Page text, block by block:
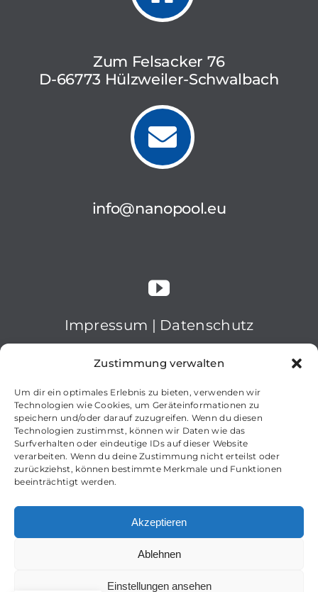
Zustimmung verwalten
Um dir ein optimales Erlebnis zu bieten, verwenden wir
Technologien wie Cookies, um Geräteinformationen zu
speichern und/oder darauf zuzugreifen. Wenn du diesen
Technologien zustimmst, können wir Daten wie das
Surfverhalten oder eindeutige IDs auf dieser Website
verarbeiten. Wenn du deine Zustimmung nicht erteilst oder
zurückziehst, können bestimmte Merkmale und Funktionen
beeinträchtigt werden.
Akzeptieren
Ablehnen
Einstellungen ansehen
Zum Felsacker 76
D-66773 Hülzweiler-Schwalbach
info@nanopool.eu
Impressum | Datenschutz
© 2025 nanopool GmbH
Deutsch English(